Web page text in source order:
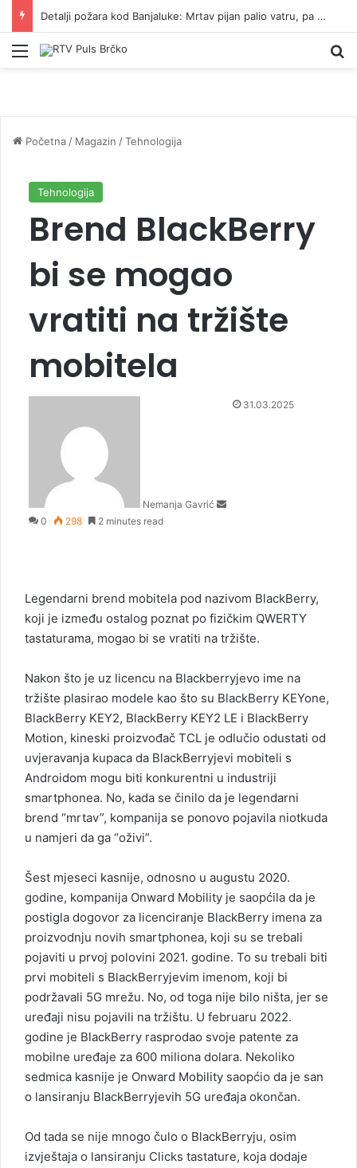
Detalji požara kod Banjaluke: Mrtav pijan palio vatru, pa napravio haos
Izbornik
Početna / Magazin /Tehnologija
Tehnologija
Brend BlackBerry
bi se mogao
vratiti na tržište
mobitela
Nemanja Gavrić
31.03.2025
0 298 2 minutes read
Legendarni brend mobitela pod nazivom BlackBerry,
koji je između ostalog poznat po fizičkim QWERTY
tastaturama, mogao bi se vratiti na tržište.
Nakon što je uz licencu na Blackberryjevo ime na
tržište plasirao modele kao što su BlackBerry KEYone,
BlackBerry KEY2, BlackBerry KEY2 LE i BlackBerry
Motion, kineski proizvođač TCL je odlučio odustati od
uvjeravanja kupaca da BlackBerryjevi mobiteli s
Androidom mogu biti konkurentni u industriji
smartphonea. No, kada se činilo da je legendarni
brend “mrtav”, kompanija se ponovo pojavila niotkuda
u namjeri da ga “oživi”.
Šest mjeseci kasnije, odnosno u augustu 2020.
godine, kompanija Onward Mobility je saopćila da je
postigla dogovor za licenciranje BlackBerry imena za
proizvodnju novih smartphonea, koji su se trebali
pojaviti u prvoj polovini 2021. godine. To su trebali biti
prvi mobiteli s BlackBerryjevim imenom, koji bi
podržavali 5G mrežu. No, od toga nije bilo ništa, jer se
uređaji nisu pojavili na tržištu. U februaru 2022.
godine je BlackBerry rasprodao svoje patente za
mobilne uređaje za 600 miliona dolara. Nekoliko
sedmica kasnije je Onward Mobility saopćio da je san
o lansiranju BlackBerryjevih 5G uređaja okončan.
Od tada se nije mnogo čulo o BlackBerryju, osim
izvještaja o lansiranju Clicks tastature, koja dodaje